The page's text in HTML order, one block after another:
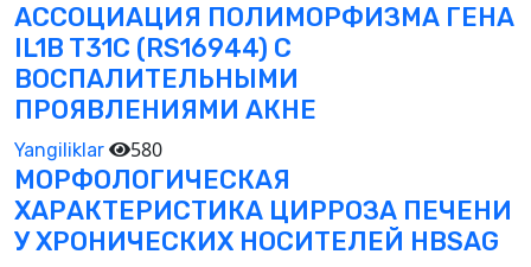
АССОЦИАЦИЯ ПОЛИМОРФИЗМА ГЕНА
IL1B T31C (RS16944) С
ВОСПАЛИТЕЛЬНЫМИ
ПРОЯВЛЕНИЯМИ АКНЕ
Yangiliklar 580
МОРФОЛОГИЧЕСКАЯ
ХАРАКТЕРИСТИКА ЦИРРОЗА ПЕЧЕНИ
У ХРОНИЧЕСКИХ НОСИТЕЛЕЙ HBSAG